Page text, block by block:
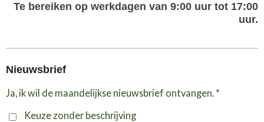
Te bereiken op werkdagen van 9:00 uur tot 17:00
uur.
Nieuwsbrief
Ja, ik wil de maandelijkse nieuwsbrief ontvangen. *
Keuze zonder beschrijving